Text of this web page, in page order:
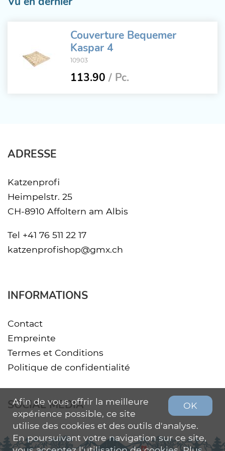
Couverture Bequemer
Kaspar 4
10903
113.90 / Pc.
ADRESSE
Katzenprofi
Heimpelstr. 25
CH-8910 Affoltern am Albis
Tel +41 76 511 22 17
katzenprofishop@gmx.ch
INFORMATIONS
Contact
Empreinte
Termes et Conditions
Politique de confidentialité
SOCIAL MEDIA OK
Afin de vous offrir la meilleure
expérience possible, ce site
utilise des cookies et des outils d'analyse.
En poursuivant votre navigation sur ce site,